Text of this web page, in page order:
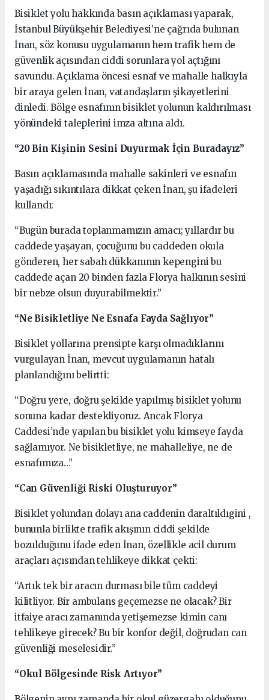
Bisiklet yolu hakkında basın açıklaması yaparak,
İstanbul Büyükşehir Belediyesi’ne çağrıda bulunan
İnan, söz konusu uygulamanın hem trafik hem de
güvenlik açısından ciddi sorunlara yol açtığını
savundu. Açıklama öncesi esnaf ve mahalle halkıyla
bir araya gelen İnan, vatandaşların şikayetlerini
dinledi. Bölge esnafının bisiklet yolunun kaldırılması
yönündeki taleplerini imza altına aldı.
“20 Bin Kişinin Sesini Duyurmak İçin Buradayız”
Basın açıklamasında mahalle sakinleri ve esnafın
yaşadığı sıkıntılara dikkat çeken İnan, şu ifadeleri
kullandı:
“Bugün burada toplanmamızın amacı; yıllardır bu
caddede yaşayan, çocuğunu bu caddeden okula
gönderen, her sabah dükkanının kepengini bu
caddede açan 20 binden fazla Florya halkının sesini
bir nebze olsun duyurabilmektir.”
“Ne Bisikletliye Ne Esnafa Fayda Sağlıyor”
Bisiklet yollarına prensipte karşı olmadıklarını
vurgulayan İnan, mevcut uygulamanın hatalı
planlandığını belirtti:
“Doğru yere, doğru şekilde yapılmış bisiklet yolunu
sonuna kadar destekliyoruz. Ancak Florya
Caddesi’nde yapılan bu bisiklet yolu kimseye fayda
sağlamıyor. Ne bisikletliye, ne mahalleliye, ne de
esnafımıza…”
“Can Güvenliği Riski Oluşturuyor”
Bisiklet yolundan dolayı ana caddenin daraltıldıgini ,
bununla birlikte trafik akışının ciddi şekilde
bozulduğunu ifade eden İnan, özellikle acil durum
araçları açısından tehlikeye dikkat çekti:
“Artık tek bir aracın durması bile tüm caddeyi
kilitliyor. Bir ambulans geçemezse ne olacak? Bir
itfaiye aracı zamanında yetişemezse kimin canı
tehlikeye girecek? Bu bir konfor değil, doğrudan can
güvenliği meselesidir.”
“Okul Bölgesinde Risk Artıyor”